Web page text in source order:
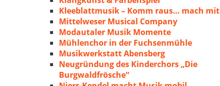
Kleeblattmusik – Komm raus… mach mit
Mittelweser Musical Company
Modautaler Musik Momente
Mühlenchor in der Fuchsenmühle
Musikwerkstatt Abensberg
Neugründung des Kinderchors „Die
Burgwaldfrösche“